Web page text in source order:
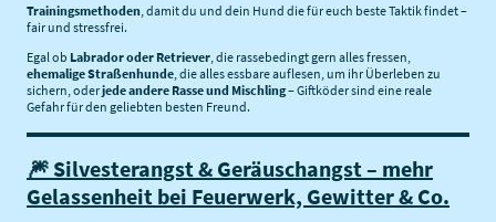
Trainingsmethoden , damit du und dein Hund die für euch beste Taktik findet –
fair und stressfrei.
Egal ob Labrador oder Retriever , die rassebedingt gern alles fressen,
ehemalige Straßenhunde , die alles essbare auflesen, um ihr Überleben zu
sichern, oderjede andere Rasse und Mischling– Giftköder sind eine reale
Gefahr für den geliebten besten Freund.
🎆 Silvesterangst & Geräuschangst – mehr
Gelassenheit bei Feuerwerk, Gewitter & Co.